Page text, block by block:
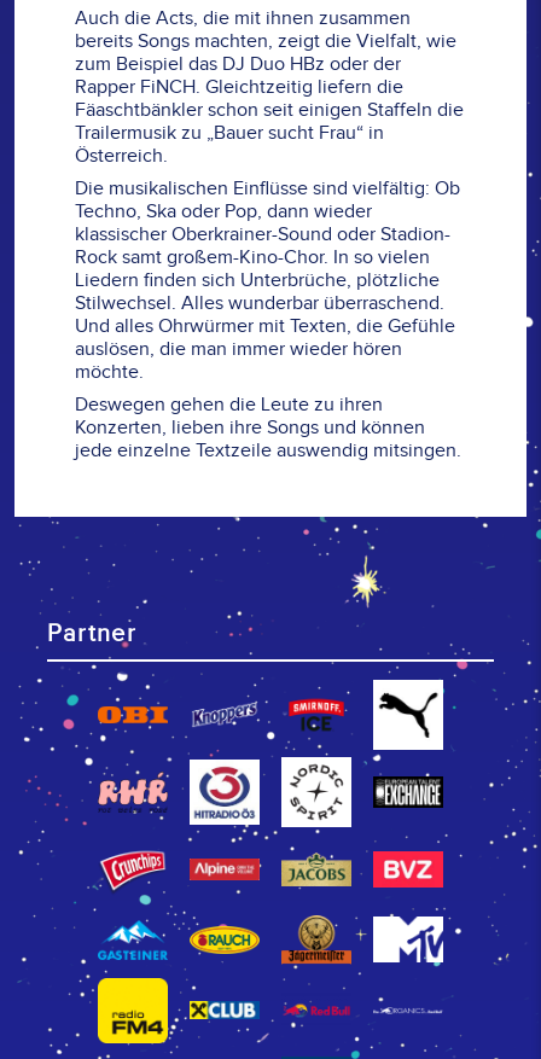
Auch die Acts, die mit ihnen zusammen
bereits Songs machten, zeigt die Vielfalt, wie
zum Beispiel das DJ Duo HBz oder der
Rapper FiNCH. Gleichtzeitig liefern die
Fäaschtbänkler schon seit einigen Staffeln die
Trailermusik zu „Bauer sucht Frau“ in
Österreich.
Die musikalischen Einflüsse sind vielfältig: Ob
Techno, Ska oder Pop, dann wieder
klassischer Oberkrainer-Sound oder Stadion-
Rock samt großem-Kino-Chor. In so vielen
Liedern finden sich Unterbrüche, plötzliche
Stilwechsel. Alles wunderbar überraschend.
Und alles Ohrwürmer mit Texten, die Gefühle
auslösen, die man immer wieder hören
möchte.
Deswegen gehen die Leute zu ihren
Konzerten, lieben ihre Songs und können
jede einzelne Textzeile auswendig mitsingen.
Partner